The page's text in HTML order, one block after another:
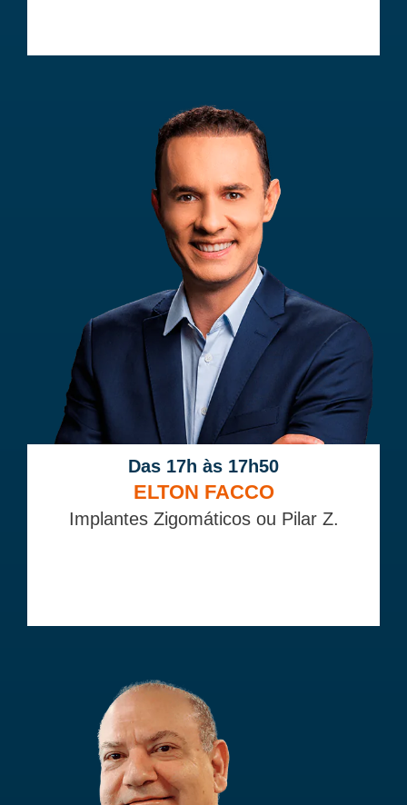
Das 17h às 17h50
ELTON FACCO
Implantes Zigomáticos ou Pilar Z.